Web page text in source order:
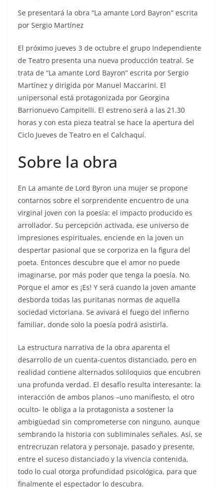
Se presentará la obra “La amante Lord Bayron” escrita
por Sergio Martínez
El próximo jueves 3 de octubre el grupo Independiente
de Teatro presenta una nueva producción teatral. Se
trata de “La amante Lord Bayron” escrita por Sergio
Martínez y dirigida por Manuel Maccarini. El
unipersonal está protagonizada por Georgina
Barrionuevo Campitelli. El estreno será a las 21.30
horas y con esta pieza teatral se hace la apertura del
Ciclo Jueves de Teatro en el Calchaquí.
Sobre la obra
En La amante de Lord Byron una mujer se propone
contarnos sobre el sorprendente encuentro de una
virginal joven con la poesía: el impacto producido es
arrollador. Su percepción activada, ese universo de
impresiones espirituales, enciende en la joven un
despertar pasional que se corporiza en la figura del
poeta. Entonces descubre que el amor no puede
imaginarse, por más poder que tenga la poesía. No.
Porque el amor es ¡Es! Y será cuando la joven amante
desborda todas las puritanas normas de aquella
sociedad victoriana. Se avivará el fuego del infierno
familiar, donde solo la poesía podrá asistirla.
La estructura narrativa de la obra aparenta el
desarrollo de un cuenta-cuentos distanciado, pero en
realidad contiene alternados soliloquios que encubren
una profunda verdad. El desafío resulta interesante: la
interacción de ambos planos –uno manifiesto, el otro
oculto- le obliga a la protagonista a sostener la
ambigüedad sin comprometerse con ninguno, aunque
sembrando la historia con subliminales señales. Así, se
entrecruzan relatora y personaje, pasado y presente,
entre el suceso distanciado y la vivencia contenida,
todo lo cual otorga profundidad psicológica, para que
finalmente el espectador lo descubra.